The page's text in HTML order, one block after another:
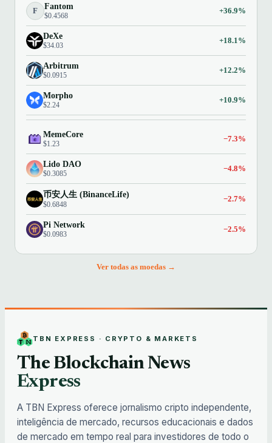
F Fantom
$0.4568
+36.9%
DeXe
$34.03
+18.1%
Arbitrum
$0.0915
+12.2%
Morpho
$2.24
+10.9%
MemeCore
$1.23
−7.3%
Lido DAO
$0.3085
−4.8%
币安人生 (BinanceLife)
$0.6848
−2.7%
Pi Network
$0.0983
−2.5%
Ver todas as moedas →
TBN EXPRESS · CRYPTO & MARKETS
The Blockchain News
Express
A TBN Express oferece jornalismo cripto independente,
inteligência de mercado, recursos educacionais e dados
de mercado em tempo real para investidores de todo o